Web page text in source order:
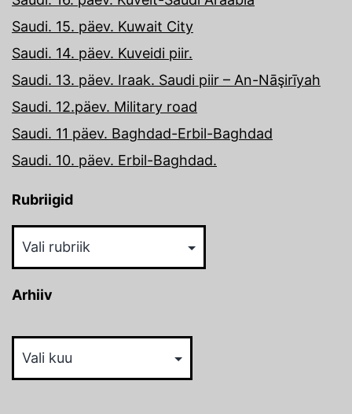
Saudi. 15. päev. Kuwait City
Saudi. 14. päev. Kuveidi piir.
Saudi. 13. päev. Iraak. Saudi piir – An-Nāşirīyah
Saudi. 12.päev. Military road
Saudi. 11 päev. Baghdad-Erbil-Baghdad
Saudi. 10. päev. Erbil-Baghdad.
Rubriigid
Arhiiv